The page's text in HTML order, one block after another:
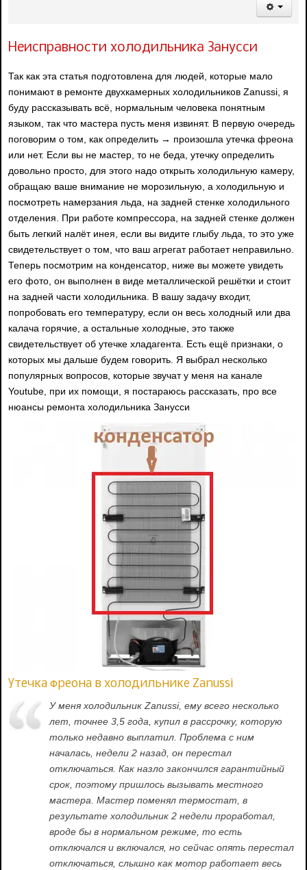
Неисправности холодильника Занусси
Так как эта статья подготовлена для людей, которые мало
понимают в ремонте двухкамерных холодильников Zanussi, я
буду рассказывать всё, нормальным человека понятным
языком, так что мастера пусть меня извинят. В первую очередь
поговорим о том, как определить → произошла утечка фреона
или нет. Если вы не мастер, то не беда, утечку определить
довольно просто, для этого надо открыть холодильную камеру,
обращаю ваше внимание не морозильную, а холодильную и
посмотреть намерзания льда, на задней стенке холодильного
отделения. При работе компрессора, на задней стенке должен
быть легкий налёт инея, если вы видите глыбу льда, то это уже
свидетельствует о том, что ваш агрегат работает неправильно.
Теперь посмотрим на конденсатор, ниже вы можете увидеть
его фото, он выполнен в виде металлической решётки и стоит
на задней части холодильника. В вашу задачу входит,
попробовать его температуру, если он весь холодный или два
калача горячие, а остальные холодные, это также
свидетельствует об утечке хладагента. Есть ещё признаки, о
которых мы дальше будем говорить. Я выбрал несколько
популярных вопросов, которые звучат у меня на канале
Youtube, при их помощи, я постараюсь рассказать, про все
нюансы ремонта холодильника Занусси
Утечка фреона в холодильнике Zanussi
У меня холодильник Zanussi, ему всего несколько
лет, точнее 3,5 года, купил в рассрочку, которую
только недавно выплатил. Проблема с ним
началась, недели 2 назад, он перестал
отключаться. Как назло закончился гарантийный
срок, поэтому пришлось вызывать местного
мастера. Мастер поменял термостат, в
результате холодильник 2 недели проработал,
вроде бы в нормальном режиме, то есть
отключался и включался, но сейчас опять перестал
отключаться, слышно как мотор работает весь